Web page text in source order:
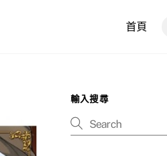
首頁
輸入搜尋